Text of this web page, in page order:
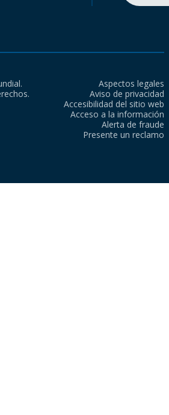
Aspectos legales
Aviso de privacidad
Accesibilidad del sitio web
Acceso a la información
Alerta de fraude
Presente un reclamo